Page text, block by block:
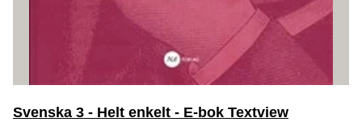
Svenska 3 - Helt enkelt - E-bok Textview